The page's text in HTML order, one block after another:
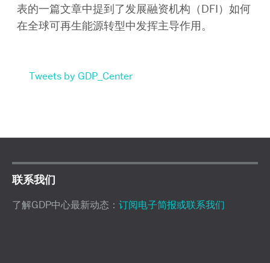
表的一篇文章中提到了发展融资机构（DFI）如何
在全球可再生能源转型中发挥主导作用。
Tweets by GDP_Center
联系我们
了解GDP中心最新动态： 订阅电子简报或联系我们